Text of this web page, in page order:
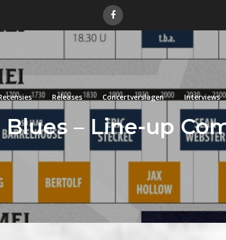
Releases Concertverslagen Interviews
Blues – Line-up